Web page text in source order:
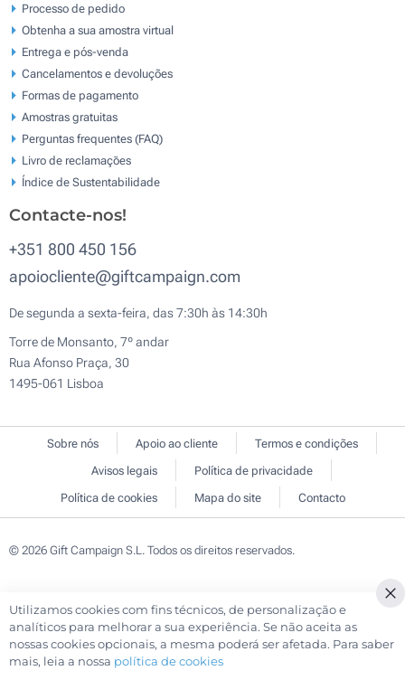
Processo de pedido
Obtenha a sua amostra virtual
Entrega e pós-venda
Cancelamentos e devoluções
Formas de pagamento
Amostras gratuitas
Perguntas frequentes (FAQ)
Livro de reclamaçōes
Índice de Sustentabilidade
Contacte-nos!
+351 800 450 156
apoiocliente@giftcampaign.com
De segunda a sexta-feira, das 7:30h às 14:30h
Torre de Monsanto, 7º andar
Rua Afonso Praça, 30
1495-061 Lisboa
Sobre nós Apoio ao cliente
Termos e condições
Avisos legais
Política de privacidade
Política de cookies
Mapa do site Contacto
© 2026 Gift Campaign S.L. Todos os direitos reservados.
Utilizamos cookies com fins técnicos, de personalização e
analíticos para melhorar a sua experiência. Se não aceita as
nossas cookies opcionais, a mesma poderá ser afetada. Para saber
mais, leia a nossa política de cookies